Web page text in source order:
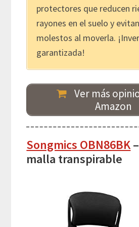
protectores que reducen
rayones en el suelo y
molestos al moverla.
garantizada!
Ver más
Amazon
Songmics OBN86BK
malla transpirable